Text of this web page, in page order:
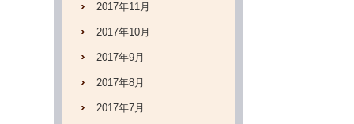
2017年11月
2017年10月
2017年9月
2017年8月
2017年7月